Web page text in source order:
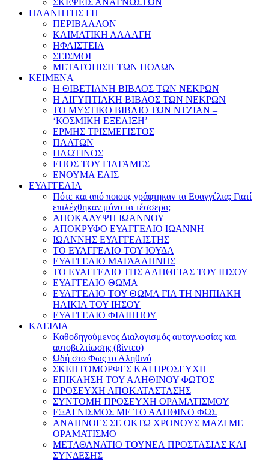
ΣΚΕΨΕΙΣ ΑΝΑΓΝΩΣΤΩΝ
ΠΛΑΝΗΤΗΣ ΓΗ
ΠΕΡΙΒΑΛΛΟΝ
ΚΛΙΜΑΤΙΚΗ ΑΛΛΑΓΗ
ΗΦΑΙΣΤΕΙΑ
ΣΕΙΣΜΟΙ
ΜΕΤΑΤΟΠΙΣΗ ΤΩΝ ΠΟΛΩΝ
ΚΕΙΜΕΝΑ
Η ΘΙΒΕΤΙΑΝΗ ΒΙΒΛΟΣ ΤΩΝ ΝΕΚΡΩΝ
Η ΑΙΓΥΠΤΙΑΚΗ ΒΙΒΛΟΣ ΤΩΝ ΝΕΚΡΩΝ
ΤΟ ΜΥΣΤΙΚΟ ΒΙΒΛΙΟ ΤΩΝ ΝΤΖΙΑΝ –
‘ΚΟΣΜΙΚΗ ΕΞΕΛΙΞΗ’
ΕΡΜΗΣ ΤΡΙΣΜΕΓΙΣΤΟΣ
ΠΛΑΤΩΝ
ΠΛΩΤΙΝΟΣ
ΕΠΟΣ ΤΟΥ ΓΙΛΓΑΜΕΣ
ΕΝΟΥΜΑ ΕΛΙΣ
ΕΥΑΓΓΕΛΙΑ
Πότε και από ποιους γράφτηκαν τα Ευαγγέλια; Γιατί
επιλέχθηκαν μόνο τα τέσσερα;
ΑΠΟΚΑΛΥΨΗ ΙΩΑΝΝΟΥ
ΑΠΟΚΡΥΦΟ ΕΥΑΓΓΕΛΙΟ ΙΩΑΝΝΗ
ΙΩΑΝΝΗΣ ΕΥΑΓΓΕΛΙΣΤΗΣ
ΤΟ ΕΥΑΓΓΕΛΙΟ ΤΟΥ ΙΟΥΔΑ
ΕΥΑΓΓΕΛΙΟ ΜΑΓΔΑΛΗΝΗΣ
ΤΟ ΕΥΑΓΓΕΛΙΟ ΤΗΣ ΑΛΗΘΕΙΑΣ ΤΟΥ ΙΗΣΟΥ
ΕΥΑΓΓΕΛΙΟ ΘΩΜΑ
ΕΥΑΓΓΕΛΙΟ ΤΟΥ ΘΩΜΑ ΓΙΑ ΤΗ ΝΗΠΙΑΚΗ
ΗΛΙΚΙΑ ΤΟΥ ΙΗΣΟΥ
ΕΥΑΓΓΕΛΙΟ ΦΙΛΙΠΠΟΥ
ΚΛΕΙΔΙΑ
Καθοδηγούμενος Διαλογισμός αυτογνωσίας και
αυτοβελτίωσης (βίντεο)
Ωδή στο Φως το Αληθινό
ΣΚΕΠΤΟΜΟΡΦΕΣ ΚΑΙ ΠΡΟΣΕΥΧΗ
ΕΠΙΚΛΗΣΗ ΤΟΥ ΑΛΗΘΙΝΟΥ ΦΩΤΟΣ
ΠΡΟΣΕΥΧΗ ΑΠΟΚΑΤΑΣΤΑΣΗΣ
ΣΥΝΤΟΜΗ ΠΡΟΣΕΥΧΗ ΟΡΑΜΑΤΙΣΜΟΥ
ΕΞΑΓΝΙΣΜΟΣ ΜΕ ΤΟ ΑΛΗΘΙΝΟ ΦΩΣ
ΑΝΑΠΝΟΕΣ ΣΕ ΟΚΤΩ ΧΡΟΝΟΥΣ ΜΑΖΙ ΜΕ
ΟΡΑΜΑΤΙΣΜΟ
ΜΕΤΑΘΑΝΑΤΙΟ ΤΟΥΝΕΛ ΠΡΟΣΤΑΣΙΑΣ ΚΑΙ
ΣΥΝΔΕΣΗΣ